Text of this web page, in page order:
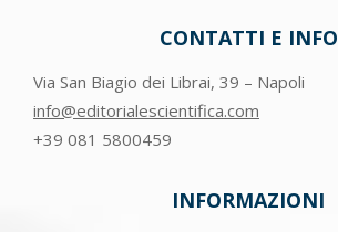
CONTATTI E INFO
Via San Biagio dei Librai, 39 – Napoli
info@editorialescientifica.com
+39 081 5800459
INFORMAZIONI